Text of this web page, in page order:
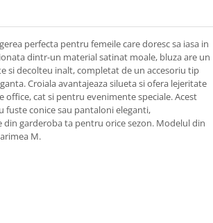
perfecta pentru femeile care doresc sa iasa in
dintr-un material satinat moale, bluza are un
si decolteu inalt, completat de un accesoriu tip
Croiala avantajeaza silueta si ofera lejeritate
cat si pentru evenimente speciale. Acest
fuste conice sau pantaloni eleganti,
garderoba ta pentru orice sezon. Modelul din
M.